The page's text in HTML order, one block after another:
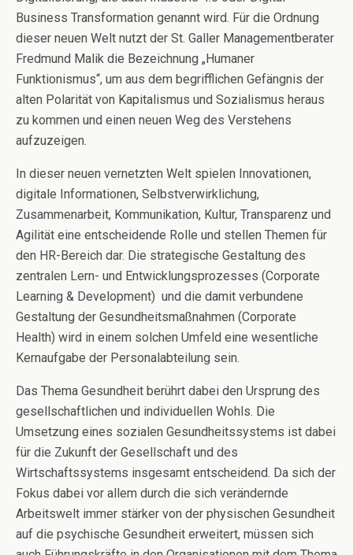
Business Transformation genannt wird. Für die Ordnung
dieser neuen Welt nutzt der St. Galler Managementberater
Fredmund Malik die Bezeichnung „Humaner
Funktionismus“, um aus dem begrifflichen Gefängnis der
alten Polarität von Kapitalismus und Sozialismus heraus
zu kommen und einen neuen Weg des Verstehens
aufzuzeigen.
In dieser neuen vernetzten Welt spielen Innovationen,
digitale Informationen, Selbstverwirklichung,
Zusammenarbeit, Kommunikation, Kultur, Transparenz und
Agilität eine entscheidende Rolle und stellen Themen für
den HR-Bereich dar. Die strategische Gestaltung des
zentralen Lern- und Entwicklungsprozesses (Corporate
Learning & Development) und die damit verbundene
Gestaltung der Gesundheitsmaßnahmen (Corporate
Health) wird in einem solchen Umfeld eine wesentliche
Kernaufgabe der Personalabteilung sein.
Das Thema Gesundheit berührt dabei den Ursprung des
gesellschaftlichen und individuellen Wohls. Die
Umsetzung eines sozialen Gesundheitssystems ist dabei
für die Zukunft der Gesellschaft und des
Wirtschaftssystems insgesamt entscheidend. Da sich der
Fokus dabei vor allem durch die sich verändernde
Arbeitswelt immer stärker von der physischen Gesundheit
auf die psychische Gesundheit erweitert, müssen sich